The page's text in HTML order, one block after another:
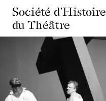
Société d'Histoire
du Théâtre